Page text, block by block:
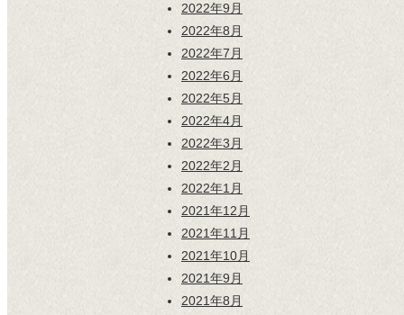
2022年9月
2022年8月
2022年7月
2022年6月
2022年5月
2022年4月
2022年3月
2022年2月
2022年1月
2021年12月
2021年11月
2021年10月
2021年9月
2021年8月